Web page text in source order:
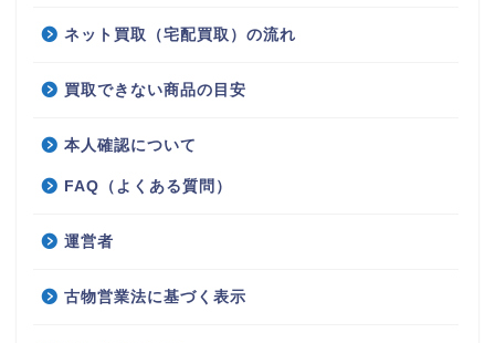
ネット買取（宅配買取）の流れ
買取できない商品の目安
本人確認について
FAQ（よくある質問）
運営者
古物営業法に基づく表示